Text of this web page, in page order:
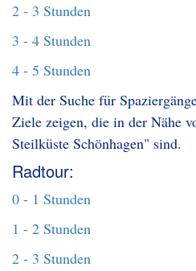
2 - 3 Stunden
3 - 4 Stunden
4 - 5 Stunden
Mit der Suche für
Ziele zeigen, die in der Nähe
Steilküste Schönhagen" sind.
Radtour:
0 - 1 Stunden
1 - 2 Stunden
2 - 3 Stunden